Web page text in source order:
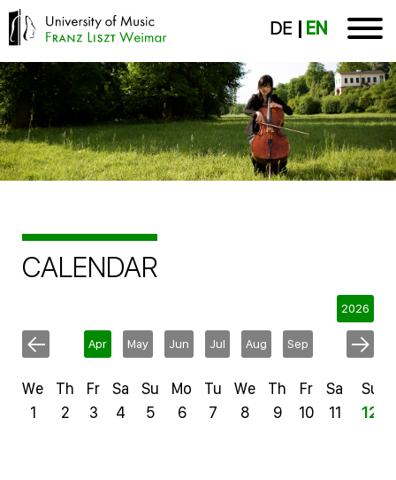
DE EN
CALENDAR
Apr May Jun Jul Aug Sep
2026
We
1
Th
2
Fr
3
Sa
4
Su
5
Mo
6
Tu
7
We
8
Th
9
Fr
10
Sa
11
Su
12